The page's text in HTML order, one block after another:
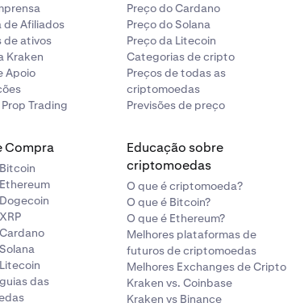
de Afiliados
de ativos
Kraken
Apoio
Trading
Preço do Cardano
Preço do Solana
Preço da Litecoin
Categorias de cripto
Preços de todas as
criptomoedas
Previsões de preço
Compra
das
Educação sobre
criptomoedas
O que é criptomoeda?
O que é Bitcoin?
O que é Ethereum?
Melhores plataformas de
futuros de criptomoedas
Melhores Exchanges de Cripto
Kraken vs. Coinbase
Kraken vs Binance